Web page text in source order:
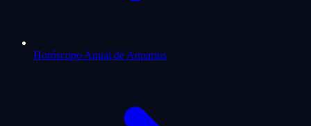
Horóscopo Anual de Aquarius